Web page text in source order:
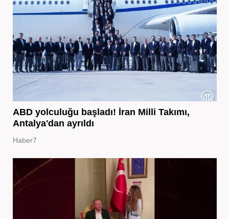
ABD yolculuğu başladı! İran Milli Takımı,
Antalya'dan ayrıldı
Haber7